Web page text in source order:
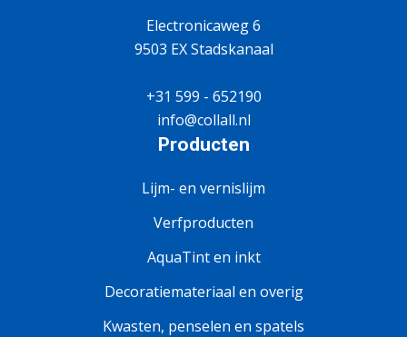
Electronicaweg 6
9503 EX Stadskanaal
+31 599 - 652190
info@collall.nl
Producten
Lijm- en vernislijm
Verfproducten
AquaTint en inkt
Decoratiemateriaal en overig
Kwasten, penselen en spatels